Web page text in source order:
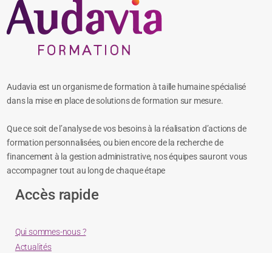
Audavia est un organisme de formation à taille humaine spécialisé
dans la mise en place de solutions de formation sur mesure.
Que ce soit de l’analyse de vos besoins à la réalisation d’actions de
formation personnalisées, ou bien encore de la recherche de
financement à la gestion administrative, nos équipes sauront vous
accompagner tout au long de chaque étape
Accès rapide
Qui sommes-nous ?
Actualités